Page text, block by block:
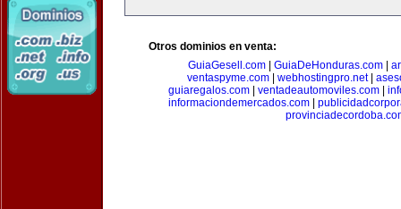
Otros dominios en venta:
GuiaGesell.com| GuiaDeHonduras.com|
ventaspyme.com
webhostingpro.net|
guiaregalos.com| ventadeautomoviles.com|
informaciondemercados.com|